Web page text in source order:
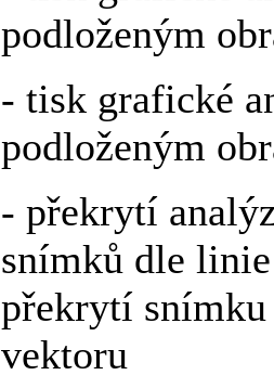
podloženým
- tisk grafické
podloženým
- překrytí
snímků dle
překrytí
vektoru